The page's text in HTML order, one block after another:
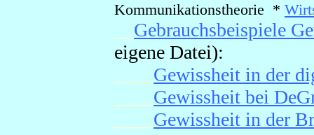
Kommunikationstheorie *
Gebrauchsbeispiele
eigene Datei):
Gewissheit in der
Gewissheit bei
Gewissheit in der